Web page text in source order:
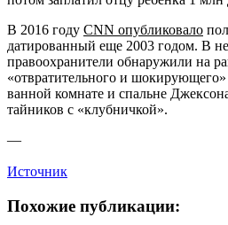
В 2016 году CNN опубликовало
датированный еще 2003 годом. В
правоохранители обнаружили на
«отвратительного и шокирующего»
ванной комнате и спальне
тайников с «клубничкой».
—
Источник
Похожие публикации: